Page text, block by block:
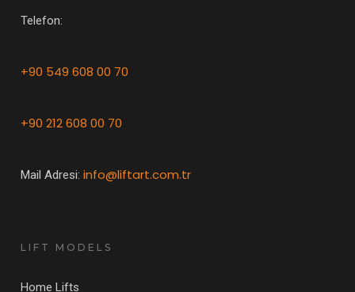
Telefon:
+90 549 608 00 70
+90 212 608 00 70
Mail Adresi:info@liftart.com.tr
LIFT MODELS
Home Lifts